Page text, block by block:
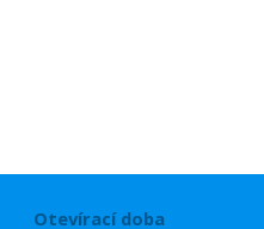
Otevírací doba